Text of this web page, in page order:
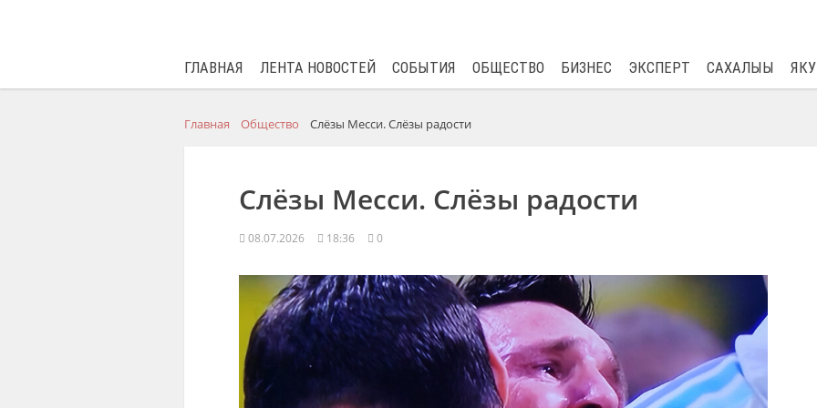
ГЛАВНАЯ ЛЕНТА НОВОСТЕЙ СОБЫТИЯ ОБЩЕСТВО БИЗНЕС ЭКСПЕРТ САХАЛЫЫ
Главная Общество Слёзы Месси. Слёзы радости
Слёзы Месси. Слёзы радости
08.07.2026 18:36 0